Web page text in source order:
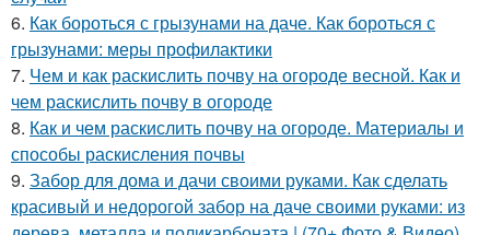
6. Как бороться с грызунами на даче. Как бороться с
грызунами: меры профилактики
7. Чем и как раскислить почву на огороде весной. Как и
чем раскислить почву в огороде
8. Как и чем раскислить почву на огороде. Материалы и
способы раскисления почвы
9. Забор для дома и дачи своими руками. Как сделать
красивый и недорогой забор на даче своими руками: из